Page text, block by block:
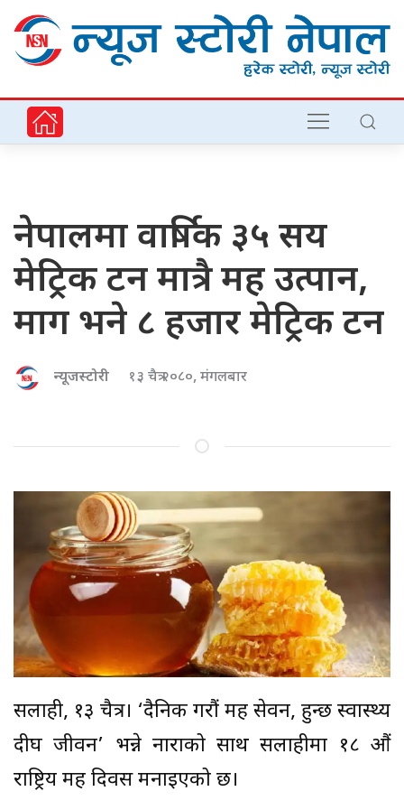
नेपालमा वार्षिक ३५ सय
मेट्रिक टन मात्रै मह उत्पान,
माग भने ८ हजार मेट्रिक टन
न्यूजस्टोरी १३ चैत्र २०८०, मंगलबार
सर्लाही, १३ चैत्र। ‘दैनिक गरौं मह सेवन, हुन्छ स्वास्थ्य
दीर्घ जीवन’ भन्ने नाराको साथ सर्लाहीमा १८ औं
राष्ट्रिय मह दिवस मनाइएको छ।